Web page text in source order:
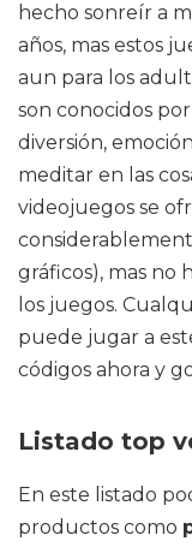
hecho sonreír a
años, mas estos
aun para los
son conocidos
diversión,
meditar en las
videojuegos se
gráficos), mas no
los juegos.
puede jugar a
códigos ahora y
Listado top
En este listado
productos como